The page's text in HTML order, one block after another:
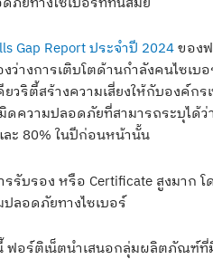
Gap Report ประจำปี 2024ของ
ว่างการเติบโตด้านกำลังคนไซเ
วริตี้สร้างความเสี่ยงให้กับองค์ก
ดความปลอดภัยที่สามารถระบุไ
ละ 80% ในปีก่อนหน้านั้น
รอง หรือ Certificate สูงมาก โ
ลอดภัยทางไซเบอร์
ฟอร์ติเน็ตนำเสนอกลุ่มผลิตภัณ